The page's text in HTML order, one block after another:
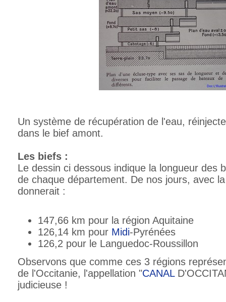
Un système de récupération de l'eau,
dans le bief amont.
Les biefs :
Le dessin ci dessous indique la longueur des
de chaque département. De nos jours, avec
donnerait :
147,66 km pour la région Aquitaine
126,14 km pour Midi-Pyrénées
126,2 pour le Languedoc-Roussillon
Observons que comme ces 3 régions
de l'Occitanie, l'appellation "CANAL
judicieuse !